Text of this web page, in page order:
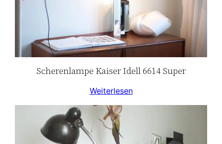
Scherenlampe Kaiser Idell 6614 Super
Weiterlesen